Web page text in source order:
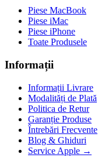
Piese MacBook
Piese iMac
Piese iPhone
Toate Produsele
Informații
Informații Livrare
Modalități de Plată
Politica de Retur
Garanție Produse
Întrebări Frecvente
Blog & Ghiduri
Service Apple →